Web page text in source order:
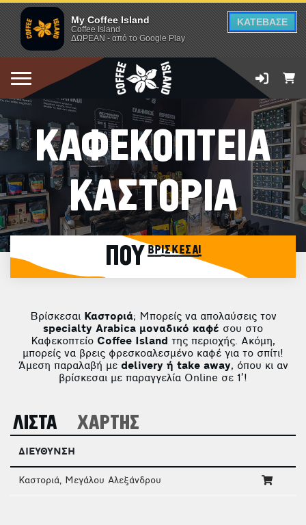
My Coffee Island
Coffee Island
ΔΩΡΕΑΝ - από το Google Play
ΚΑΤΕΒΑΣΕ
ΚΑΦΕΚΟΠΤΕΙΑ
ΚΑΣΤΟΡΙΑ
ΠΟΥ βρίσκεσαι
Βρίσκεσαι Καστοριά; Μπορείς να απολαύσεις τον
specialty Arabica μοναδικό καφέ σου στο
Καφεκοπτείο Coffee Island της περιοχής. Ακόμη,
μπορείς να βρεις φρεσκοαλεσμένο καφέ για το σπίτι!
Άμεση παραλαβή με delivery ή take away, όπου κι αν
βρίσκεσαι με παραγγελία Online σε 1’!
ΛΙΣΤΑ ΧΑΡΤΗΣ
ΔΙΕΥΘΥΝΣΗ
Καστοριά, Μεγάλου Αλεξάνδρου